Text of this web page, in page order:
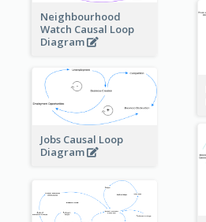
Neighbourhood
Watch Causal Loop
Diagram
Jobs Causal Loop
Diagram